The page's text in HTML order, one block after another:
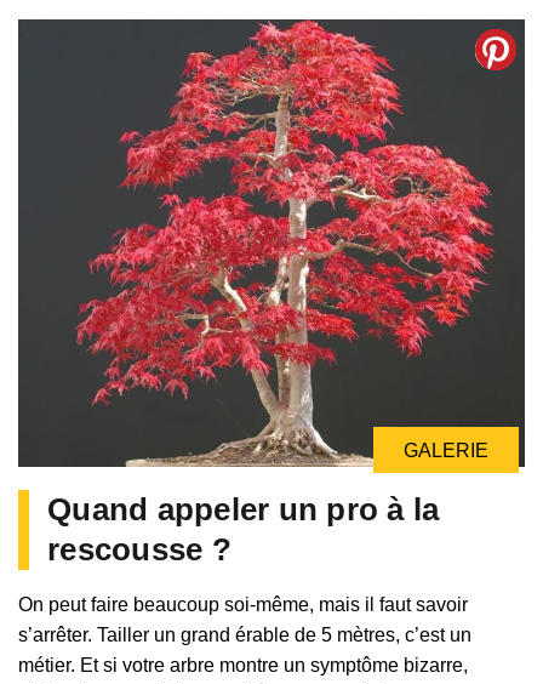
GALERIE
Quand appeler un pro à la
rescousse ?
On peut faire beaucoup soi-même, mais il faut savoir
s’arrêter. Tailler un grand érable de 5 mètres, c’est un
métier. Et si votre arbre montre un symptôme bizarre,